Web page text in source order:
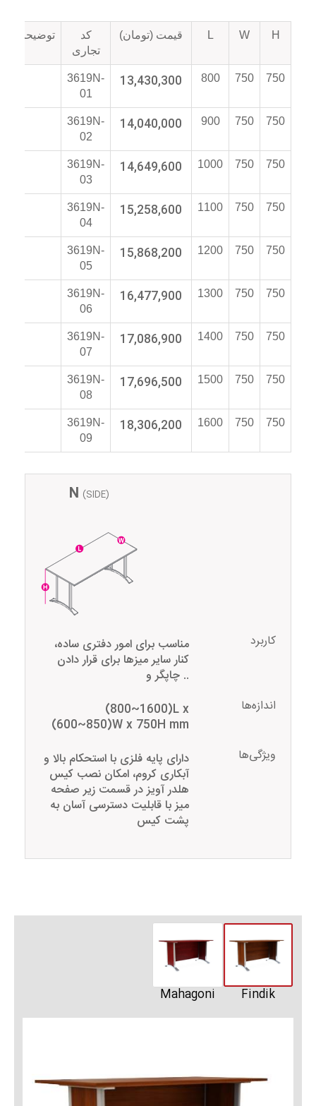
H
W
L قیمت (تومان)
کد
تجاری
توضیحات
750
750
800
13,430,300
3619N-
01
750
750
900
14,040,000
3619N-
02
750
750
1000
14,649,600
3619N-
03
750
750
1100
15,258,600
3619N-
04
750
750
1200
15,868,200
3619N-
05
750
750
1300
16,477,900
3619N-
06
750
750
1400
17,086,900
3619N-
07
750
750
1500
17,696,500
3619N-
08
750
750
1600
18,306,200
3619N-
09
N (SIDE)
کاربرد
مناسب برای امور دفتری ساده،
کنار سایر میزها برای قرار دادن
چاپگر و ..
اندازه‌ها
(800~1600)L x
(600~850)W x 750H mm
ویژگی‌ها
دارای پایه فلزی با استحکام بالا و
آ‌بکاری کروم، امکان نصب کیس
هلدر آویز در قسمت زیر صفحه
میز با قابلیت دسترسی آسان به
پشت کیس
Findik
Mahagoni